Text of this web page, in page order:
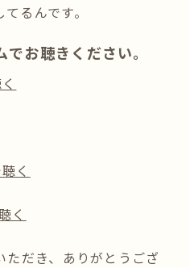
るんです。
お聴きください。
く
く
だき、ありがとうござ